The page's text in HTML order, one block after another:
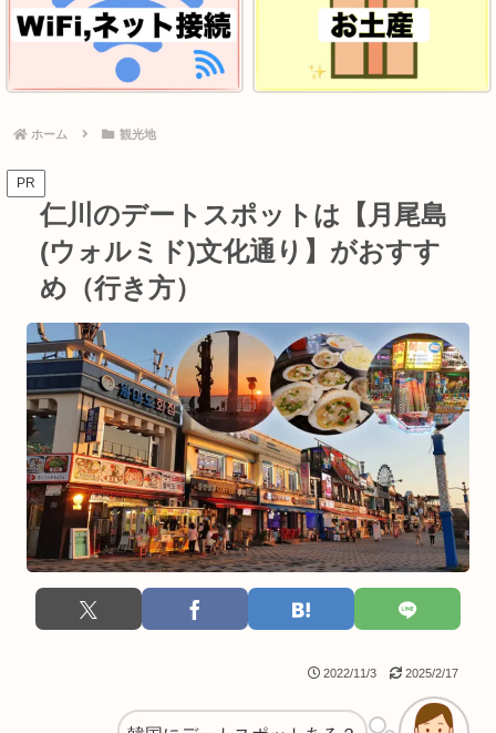
ホーム 観光地
PR
仁川のデートスポットは【月尾島
(ウォルミド)文化通り】がおすす
め（行き方）
2022/11/3 2025/2/17